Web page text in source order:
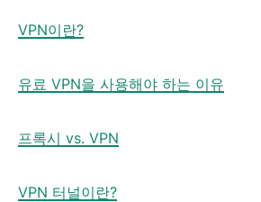
VPN이란?
유료 VPN을 사용해야 하는 이유
프록시 vs. VPN
VPN 터널이란?